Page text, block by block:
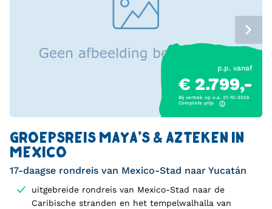
Bij vertrek op o.a. 21-10-2026
Complete prijs
p.p. vanaf
€ 2.799,-
GROEPSREIS MAYA'S & AZTEKEN IN
MEXICO
17-daagse rondreis van Mexico-Stad naar Yucatán
uitgebreide rondreis van Mexico-Stad naar de
Caribische stranden en het tempelwalhalla van